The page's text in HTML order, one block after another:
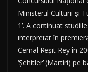
Ministerul Culturii și
1’. A continuat
interpretat în
Cemal Reșit Rey în
‘Șehitler’ (Martiri) pe